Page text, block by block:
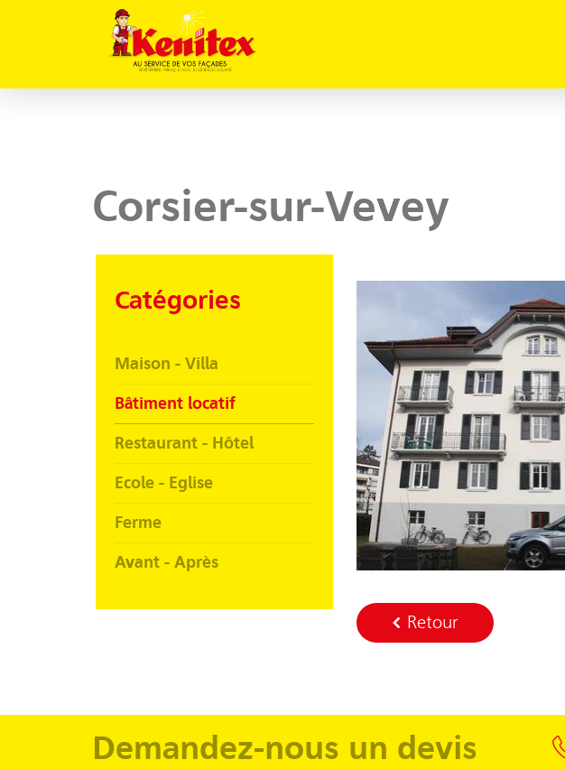
Corsier-sur-Vevey
Retour
Catégories
Maison - Villa
Bâtiment locatif
Restaurant - Hôtel
Ecole - Eglise
Ferme
Avant - Après
Demandez-nous un devis